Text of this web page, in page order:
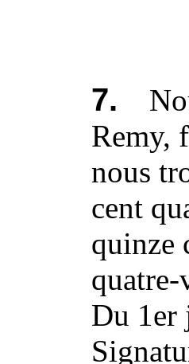
7.
Remy,
nous
cent
quinze
Du 1er